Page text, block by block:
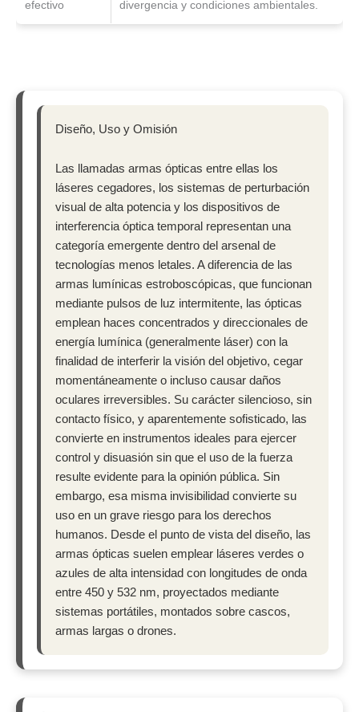
efectivo divergencia y condiciones ambientales.
Diseño, Uso y Omisión
Las llamadas armas ópticas entre ellas los
láseres cegadores, los sistemas de perturbación
visual de alta potencia y los dispositivos de
interferencia óptica temporal representan una
categoría emergente dentro del arsenal de
tecnologías menos letales. A diferencia de las
armas lumínicas estroboscópicas, que funcionan
mediante pulsos de luz intermitente, las ópticas
emplean haces concentrados y direccionales de
energía lumínica (generalmente láser) con la
finalidad de interferir la visión del objetivo, cegar
momentáneamente o incluso causar daños
oculares irreversibles. Su carácter silencioso, sin
contacto físico, y aparentemente sofisticado, las
convierte en instrumentos ideales para ejercer
control y disuasión sin que el uso de la fuerza
resulte evidente para la opinión pública. Sin
embargo, esa misma invisibilidad convierte su
uso en un grave riesgo para los derechos
humanos. Desde el punto de vista del diseño, las
armas ópticas suelen emplear láseres verdes o
azules de alta intensidad con longitudes de onda
entre 450 y 532 nm, proyectados mediante
sistemas portátiles, montados sobre cascos,
armas largas o drones.